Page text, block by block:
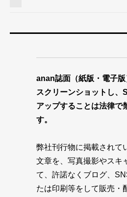
anan誌面（紙版・電子版
スクリーンショットし、
アップすることは法律で
す。
弊社刊行物に掲載されて
文章を、写真撮影やスキ
て、許諾なくブログ、
たは印刷等をして販売・